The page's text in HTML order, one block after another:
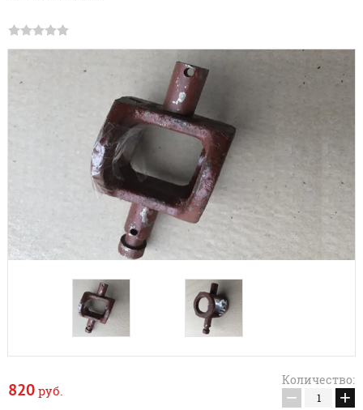
820 руб.
Количество:
− +